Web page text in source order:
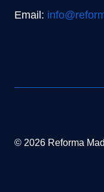
Email:
© 2026 Reforma